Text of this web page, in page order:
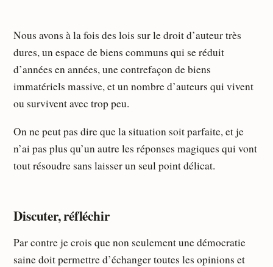
Nous avons à la fois des lois sur le droit d’auteur très
dures, un espace de biens communs qui se réduit
d’années en années, une contrefaçon de biens
immatériels massive, et un nombre d’auteurs qui vivent
ou survivent avec trop peu.
On ne peut pas dire que la situation soit parfaite, et je
n’ai pas plus qu’un autre les réponses magiques qui vont
tout résoudre sans laisser un seul point délicat.
Discuter, réfléchir
Par contre je crois que non seulement une démocratie
saine doit permettre d’échanger toutes les opinions et